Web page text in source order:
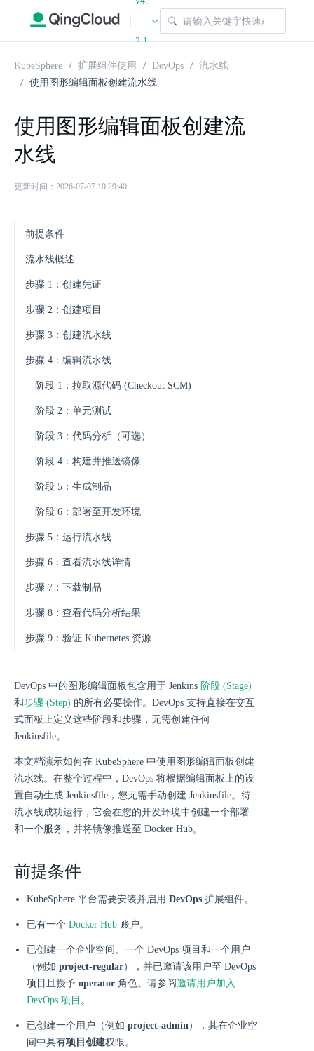
|
2.1
KubeSphere 扩展组件使用 DevOps
流水线
使用图形编辑面板创建流水线
使用图形编辑面板创建流
水线
更新时间：2026-07-07 10:29:40
前提条件
流水线概述
步骤 1：创建凭证
步骤 2：创建项目
步骤 3：创建流水线
步骤 4：编辑流水线
阶段 1：拉取源代码 (Checkout SCM)
阶段 2：单元测试
阶段 3：代码分析（可选）
阶段 4：构建并推送镜像
阶段 5：生成制品
阶段 6：部署至开发环境
步骤 5：运行流水线
步骤 6：查看流水线详情
步骤 7：下载制品
步骤 8：查看代码分析结果
步骤 9：验证 Kubernetes 资源
DevOps 中的图形编辑面板包含用于 Jenkins 阶段 (Stage)
和步骤 (Step) 的所有必要操作。DevOps 支持直接在交互
式面板上定义这些阶段和步骤，无需创建任何
Jenkinsfile。
本文档演示如何在 KubeSphere 中使用图形编辑面板创建
流水线。在整个过程中，DevOps 将根据编辑面板上的设
置自动生成 Jenkinsfile，您无需手动创建 Jenkinsfile。待
流水线成功运行，它会在您的开发环境中创建一个部署
和一个服务，并将镜像推送至 Docker Hub。
前提条件
KubeSphere 平台需要安装并启用 DevOps 扩展组件。
已有一个 Docker Hub 账户。
已创建一个企业空间、一个 DevOps 项目和一个用户
（例如 project-regular），并已邀请该用户至 DevOps
项目且授予 operator 角色。请参阅邀请用户加入
DevOps 项目 。
已创建一个用户（例如 project-admin），其在企业空
间中具有项目创建权限。